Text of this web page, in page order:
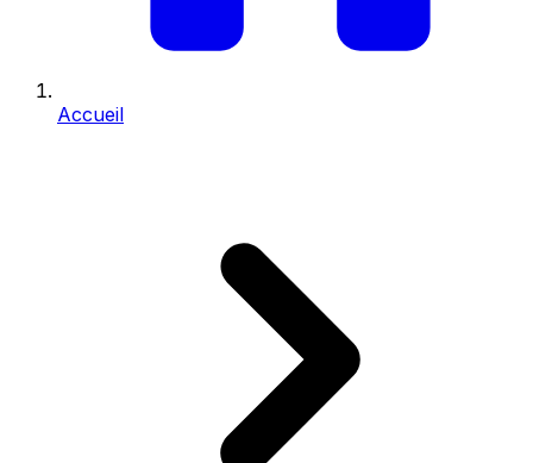
Accueil